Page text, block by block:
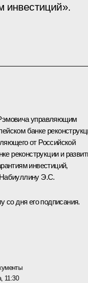
инвестиций».
управляющим
банке
от Российской
реконструкции и
инвестиций,
Набиуллину Э.С.
со дня его подписания.
11:30